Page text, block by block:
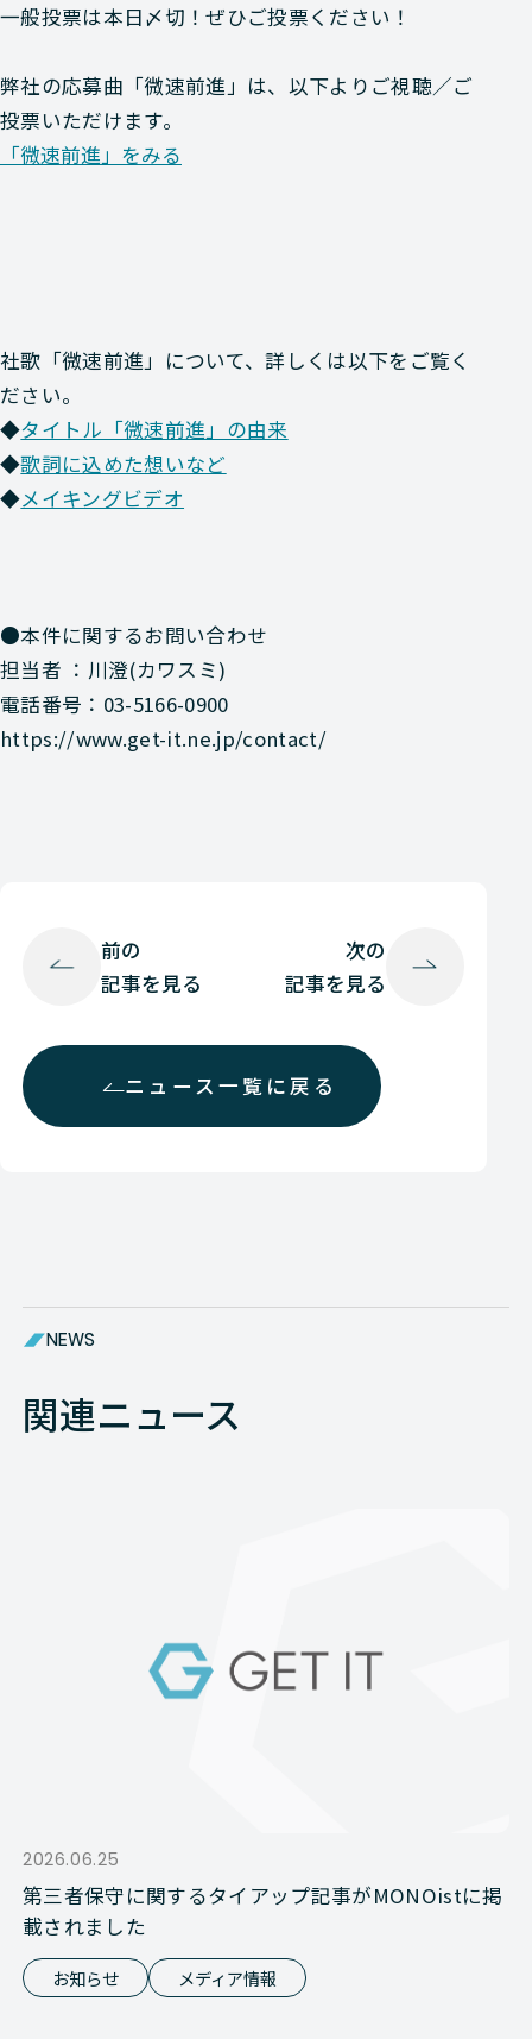
一般投票は本日〆切！ぜひご投票ください！
弊社の応募曲「微速前進」は、以下よりご視聴／ご
投票いただけます。
「微速前進」をみる
社歌「微速前進」について、詳しくは以下をご覧く
ださい。
◆タイトル「微速前進」の由来
◆歌詞に込めた想いなど
◆メイキングビデオ
●本件に関するお問い合わせ
担当者 ：川澄(カワスミ)
電話番号：03-5166-0900
https://www.get-it.ne.jp/contact/
前の
記事を見る
ニュース一覧に戻る
次の
記事を見る
NEWS
関連ニュース
2026.06.25
第三者保守に関するタイアップ記事がMONOistに掲
載されました
お知らせ メディア情報